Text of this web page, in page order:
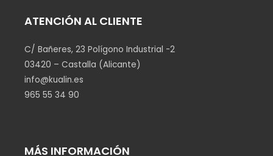
ATENCIÓN AL CLIENTE
C/ Bañeres, 23 Polígono Industrial -2
03420 – Castalla (Alicante)
info@kualin.es
965 55 34 90
MÁS INFORMACIÓN